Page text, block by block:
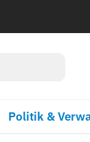
Politik &